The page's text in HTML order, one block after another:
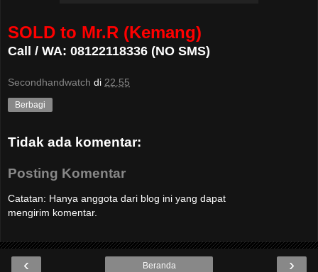
SOLD to Mr.R (Kemang)
Call / WA: 08122118336 (NO SMS)
Secondhandwatch di 22.55
Berbagi
Tidak ada komentar:
Posting Komentar
Catatan: Hanya anggota dari blog ini yang dapat
mengirim komentar.
‹ ›
Beranda